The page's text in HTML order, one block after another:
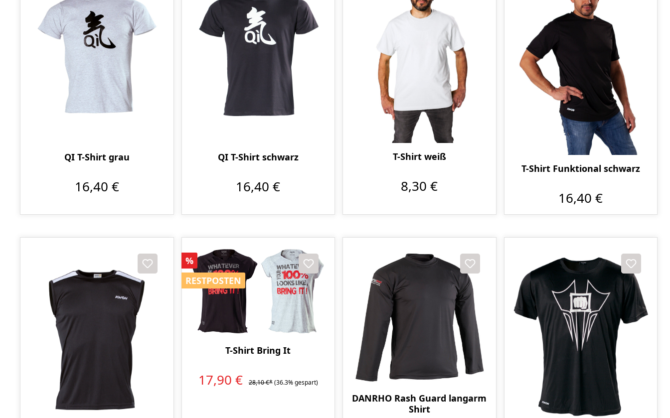
QI T-Shirt grau
16,40 €
QI T-Shirt schwarz
16,40 €
T-Shirt weiß
8,30 €
T-Shirt Funktional schwarz
16,40 €
Rabatt
%
RESTPOSTEN
RESTPOSTEN
T-Shirt Bring It
17,90 € 28,10 €*(36.3% gespart)
DANRHO Rash Guard langarm
Shirt